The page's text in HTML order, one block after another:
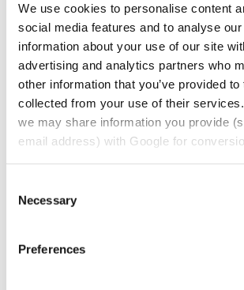
We use cookies to personalise content
social media features and to analyse
information about your use of our site
advertising and analytics partners who
other information that you’ve provided to
collected from your use of their
we may share information you provide
email address) with Google for
Selection
Necessary
Preferences